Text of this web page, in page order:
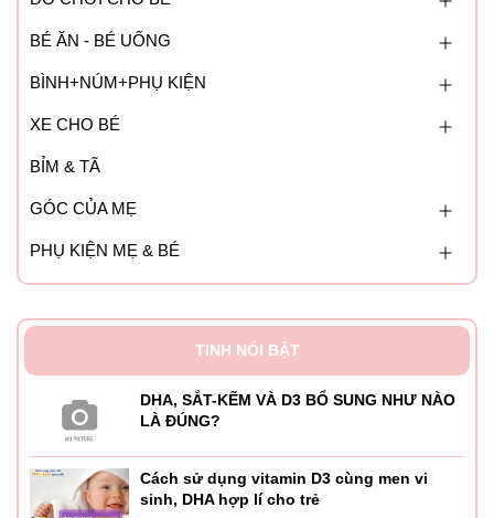
BÉ ĂN - BÉ UỐNG
BÌNH+NÚM+PHỤ KIỆN
XE CHO BÉ
BỈM & TÃ
GÓC CỦA MẸ
PHỤ KIỆN MẸ & BÉ
TINH NỔI BẬT
DHA, SẮT-KẼM VÀ D3 BỔ SUNG NHƯ NÀO
LÀ ĐÚNG?
Cách sử dụng vitamin D3 cùng men vi
sinh, DHA hợp lí cho trẻ